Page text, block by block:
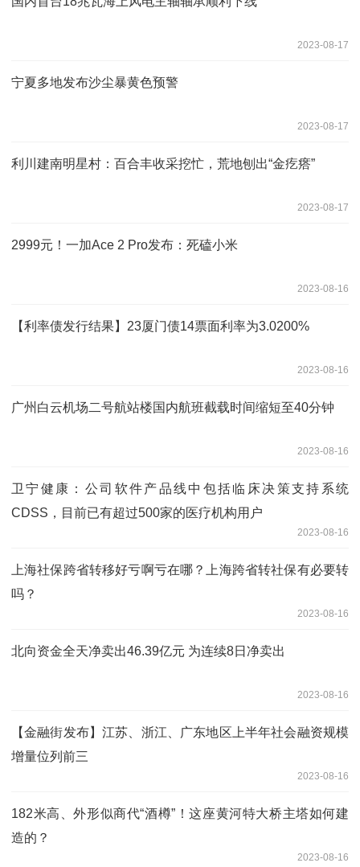
2023-08-17
宁夏多地发布沙尘暴黄色预警
2023-08-17
利川建南明星村：百合丰收采挖忙，荒地刨出“金疙瘩”
2023-08-17
2999元！一加Ace 2 Pro发布：死磕小米
2023-08-16
【利率债发行结果】23厦门债14票面利率为3.0200%
2023-08-16
广州白云机场二号航站楼国内航班截载时间缩短至40分钟
2023-08-16
卫宁健康：公司软件产品线中包括临床决策支持系统
CDSS，目前已有超过500家的医疗机构用户
2023-08-16
上海社保跨省转移好亏啊亏在哪？上海跨省转社保有必要转
吗？
2023-08-16
北向资金全天净卖出46.39亿元 为连续8日净卖出
2023-08-16
【金融街发布】江苏、浙江、广东地区上半年社会融资规模
增量位列前三
2023-08-16
182米高、外形似商代“酒樽”！这座黄河特大桥主塔如何建
造的？
2023-08-16